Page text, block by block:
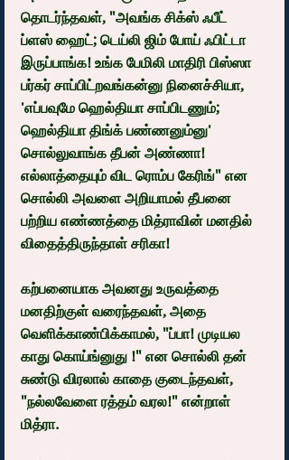
தொடர்ந்தவள், "அவங்க சிக்ஸ் ஃபீட்
ப்ளஸ் ஹைட்; டெய்லி ஜிம் போய் ஃபிட்டா
இருப்பாங்க! உங்க பேமிலி மாதிரி பிஸ்ஸா
பர்கர் சாப்பிட்றவங்கன்னு நினைச்சியா,
'எப்பவுமே ஹெல்தியா சாப்பிடணும்;
ஹெல்தியா திங்க் பண்ணனும்னு'
சொல்லுவாங்க தீபன் அண்ணா!
எல்லாத்தையும் விட ரொம்ப கேரிங்" என
சொல்லி அவளை அறியாமல் தீபனை
பற்றிய எண்ணத்தை மித்ராவின் மனதில்
விதைத்திருந்தாள் சரிகா!
கற்பனையாக அவனது உருவத்தை
மனதிற்குள் வரைந்தவள், அதை
வெளிக்காண்பிக்காமல், "ப்பா! முடியல
காது கொய்ங்னுது !" என சொல்லி தன்
சுண்டு விரலால் காதை குடைந்தவள்,
"நல்லவேளை ரத்தம் வரல!" என்றாள்
மித்ரா.